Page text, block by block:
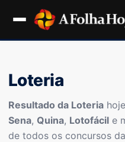
Loteria
Resultado da Loteria
Sena, Quina, Lotofácil e
de todos os concursos